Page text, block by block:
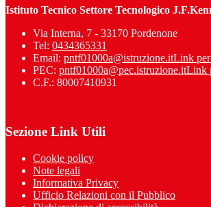
Istituto Tecnico Settore Tecnologico
Via Interna, 7 - 33170 Pordenone
Tel: 0434365331
Email: pntf01000a@istruzione.itLink
PEC: pntf01000a@pec.istruzione.itLink
C.F.: 80007410931
Sezione Link Utili
Cookie policy
Note legali
Informativa Privacy
Ufficio Relazioni con il Pubblico